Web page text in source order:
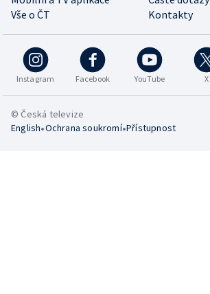
Vše o ČT
Kontakty
Instagram Facebook YouTube X
© Česká televize
English•Ochrana soukromí•Přístupnost